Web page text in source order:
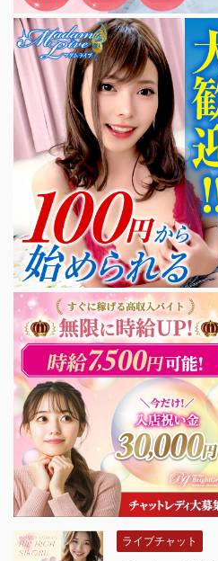
ライブチャット